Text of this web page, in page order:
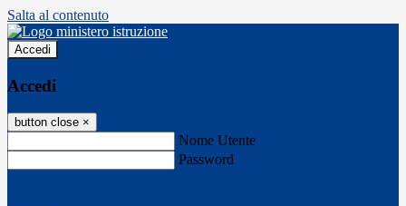
Salta al contenuto
Accedi
Accedi
button close ×
Nome Utente
Password